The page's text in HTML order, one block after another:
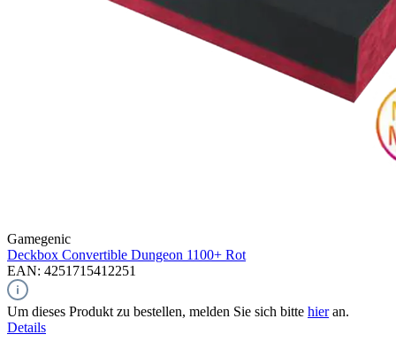
Gamegenic
Deckbox Convertible Dungeon 1100+ Rot
EAN: 4251715412251
Um dieses Produkt zu bestellen, melden Sie sich bitte hieran.
Details